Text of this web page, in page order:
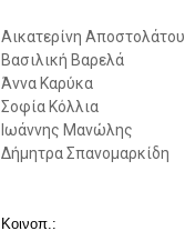
Αικατερίνη Αποστολάτου
Βασιλική Βαρελά
Άννα Καρύκα
Σοφία Κόλλια
Ιωάννης Μανώλης
Δήμητρα Σπανομαρκίδη
Κοινοπ.: